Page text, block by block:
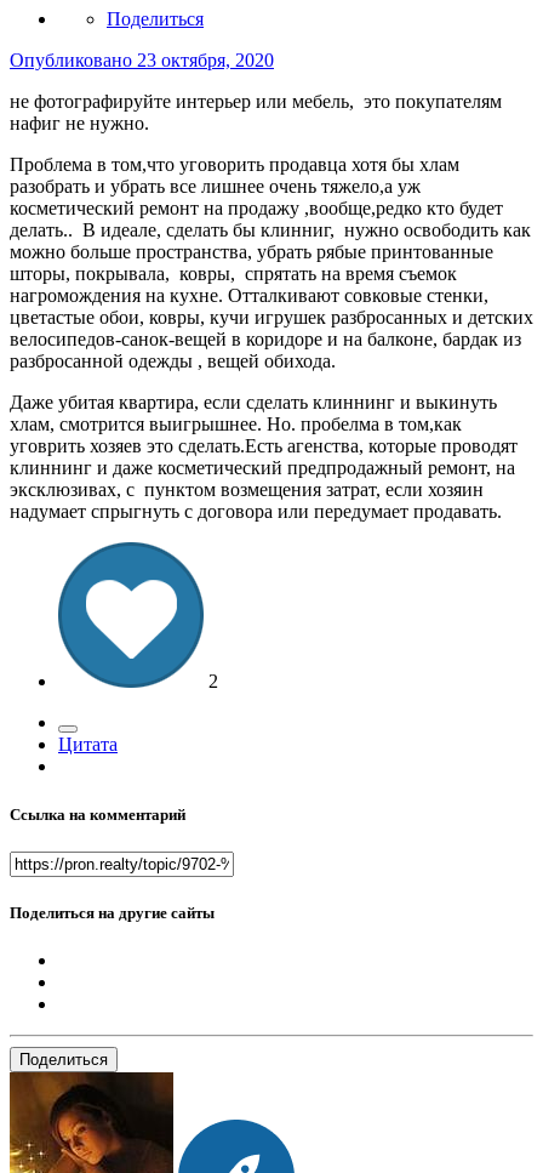
Поделиться
Опубликовано 23 октября, 2020
не фотографируйте интерьер или мебель, это покупателям
нафиг не нужно.
Проблема в том,что уговорить продавца хотя бы хлам
разобрать и убрать все лишнее очень тяжело,а уж
косметический ремонт на продажу ,вообще,редко кто будет
делать.. В идеале, сделать бы клинниг, нужно освободить как
можно больше пространства, убрать рябые принтованные
шторы, покрывала, ковры, спрятать на время съемок
нагромождения на кухне. Отталкивают совковые стенки,
цветастые обои, ковры, кучи игрушек разбросанных и детских
велосипедов-санок-вещей в коридоре и на балконе, бардак из
разбросанной одежды , вещей обихода.
Даже убитая квартира, если сделать клиннинг и выкинуть
хлам, смотрится выигрышнее. Но. пробелма в том,как
уговрить хозяев это сделать.Есть агенства, которые проводят
клиннинг и даже косметический предпродажный ремонт, на
эксклюзивах, с пунктом возмещения затрат, если хозяин
надумает спрыгнуть с договора или передумает продавать.
2
Цитата
Ссылка на комментарий
Поделиться на другие сайты
Поделиться